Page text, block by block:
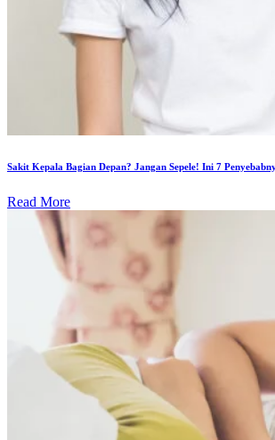
Sakit Kepala Bagian Depan? Jangan Sepele! Ini 7
Read More